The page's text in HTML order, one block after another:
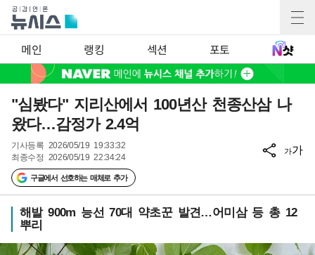
메인 랭킹 섹션 포토
"심봤다" 지리산에서 100년산 천종산삼 나
왔다…감정가 2.4억
기사등록 2026/05/19 19:33:32
최종수정 2026/05/19 22:34:24
구글에서 선호하는 매체로 추가
가가
해발 900m 능선 70대 약초꾼 발견…어미삼 등 총 12
뿌리